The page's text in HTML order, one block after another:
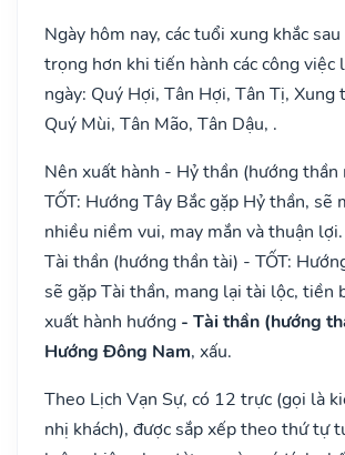
Ngày hôm nay, các tuổi xung khắc sau
trọng hơn khi tiến hành các công việc
ngày: Quý Hợi, Tân Hợi, Tân Tị, Xung
Quý Mùi, Tân Mão, Tân Dậu, .
Nên xuất hành - Hỷ thần (hướng thần
TỐT: Hướng Tây Bắc gặp Hỷ thần, sẽ
nhiều niềm vui, may mắn và thuận
Tài thần (hướng thần tài) - TỐT:
sẽ gặp Tài thần, mang lại tài lộc, tiền
xuất hành hướng - Tài thần (hướng
Hướng Đông Nam, xấu.
Theo Lịch Vạn Sự, có 12 trực (gọi là
nhị khách), được sắp xếp theo thứ tự